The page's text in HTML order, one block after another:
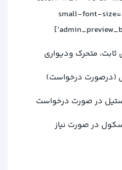
small-font-
ثابت، متحرک ودیواری
(درصورت درخواست)
استیل در صورت درخواست
در صورت نیاز